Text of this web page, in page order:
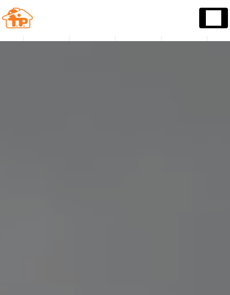
Panneau de gestion des cookies